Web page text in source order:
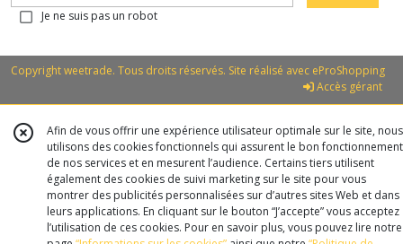
Je ne suis pas un robot
Copyright weetrade. Tous droits réservés. Site réalisé avec eProShopping
Accès gérant
Afin de vous offrir une expérience utilisateur optimale sur le site, nous
utilisons des cookies fonctionnels qui assurent le bon fonctionnement
de nos services et en mesurent l’audience. Certains tiers utilisent
également des cookies de suivi marketing sur le site pour vous
montrer des publicités personnalisées sur d’autres sites Web et dans
leurs applications. En cliquant sur le bouton “J’accepte” vous acceptez
l’utilisation de ces cookies. Pour en savoir plus, vous pouvez lire notre